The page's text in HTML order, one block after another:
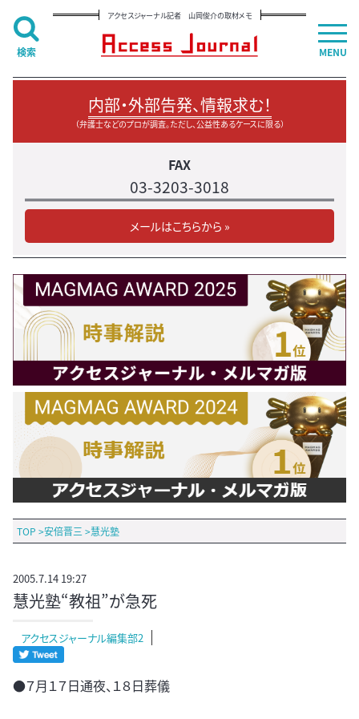
アクセスジャーナル記者 山岡俊介の取材メモ
内部・外部告発、情報求む！
（弁護士などのプロが調査。ただし、公益性あるケースに限る）
FAX
03-3203-3018
メールはこちらから »
TOP >安倍晋三 >慧光塾
2005.7.14 19:27
慧光塾“教祖”が急死
アクセスジャーナル編集部2
●７月１７日通夜、１８日葬儀
MENU
検索